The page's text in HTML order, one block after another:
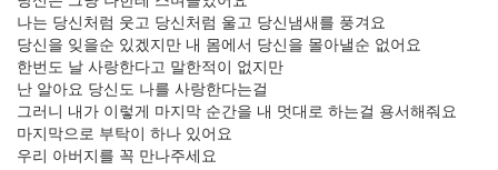
나는 당신처럼 웃고 당신처럼 울고 당신냄새를 풍겨요
당신을 잊을순 있겠지만 내 몸에서 당신을 몰아낼순 없어요
한번도 날 사랑한다고 말한적이 없지만
난 알아요 당신도 나를 사랑한다는걸
그러니 내가 이렇게 마지막 순간을 내 멋대로 하는걸 용서해줘요
마지막으로 부탁이 하나 있어요
우리 아버지를 꼭 만나주세요
영
맥
xhtml
Heineken
봄
의